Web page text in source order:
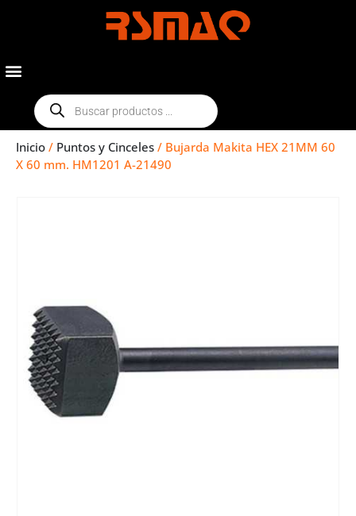
Inicio / Puntos y Cinceles / Bujarda Makita HEX 21MM 60
X 60 mm. HM1201 A-21490